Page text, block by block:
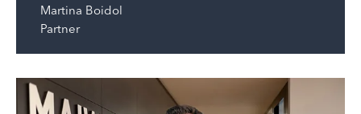
Martina Boidol
Partner